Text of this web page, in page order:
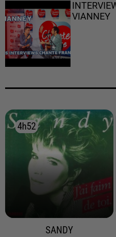
VIANNEY
4h52
4h52
SANDY